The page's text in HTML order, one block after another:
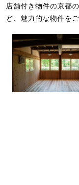
店舗付き物件の京都
ど、魅力的な物件を